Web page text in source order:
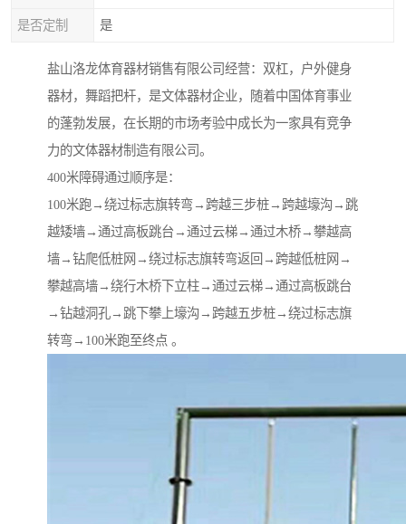
是否定制 是
盐山洛龙体育器材销售有限公司经营：双杠，户外健身
器材，舞蹈把杆，是文体器材企业，随着中国体育事业
的蓬勃发展，在长期的市场考验中成长为一家具有竞争
力的文体器材制造有限公司。
400米障碍通过顺序是：
100米跑→绕过标志旗转弯→跨越三步桩→跨越壕沟→跳
越矮墙→通过高板跳台→通过云梯→通过木桥→攀越高
墙→钻爬低桩网→绕过标志旗转弯返回→跨越低桩网→
攀越高墙→绕行木桥下立柱→通过云梯→通过高板跳台
→钻越洞孔→跳下攀上壕沟→跨越五步桩→绕过标志旗
转弯→100米跑至终点 。